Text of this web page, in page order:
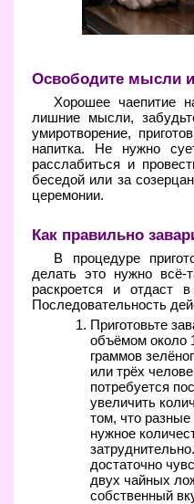
Освободите мысли и
Хорошее чаепитие
лишние мысли,
умиротворение,
напитка. Не нужно
расслабиться и
беседой или за
церемонии.
Как правильно
В процедуре
делать это нужно всё-
раскроется и отдаст
Последовательность
Приготовьте
объёмом около
граммов
или трёх
потребуется
увеличить
том, что разные
нужное
достаточно
двух чайных
собственный